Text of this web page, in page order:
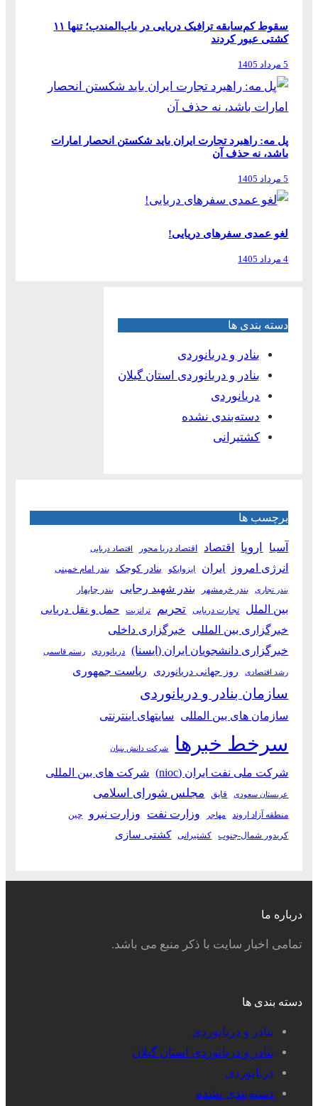
سقوط کم‌سابقه ترافیک دریایی در باب‌المندب؛ تنها ۱۱
کشتی عبور کردند
5 مرداد 1405
پل مه: راهبرد تجارت ایران باید شکستن انحصار امارات
باشد، نه حذف آن
5 مرداد 1405
لغو عمدی سفرهای دریایی!
4 مرداد 1405
دسته بندی ها
بنادر و دریانوردی
بنادر و دریانوردی استان گیلان
دریانوردی
دسته‌بندی نشده
کشتیرانی
برچسب ها
آسیا اروپا اقتصاد اقتصاد دریا محور اقتصاد دریایی
انرژی امروز ایران ایزوایکو بنادر کوچک بندر امام خمینی
بندر تجاری بندر خرمشهر بندر شهید رجایی بندر چابهار
بین الملل تجارت دریایی تحریم ترانزیت حمل و نقل دریایی
خبرگزاری بین المللی خبرگزاری داخلی
خبرگزاری دانشجویان ایران (ایسنا)
دریانوردی رستم قاسمی
رشد اقتصادی روز جهانی دریانوردی ریاست جمهوری
سازمان بنادر و دریانوردی
سازمان های بین المللی سایتهای اینترنتی
سرخط خبرها شرکت دانش بنیان
شرکت ملی نفت ایران (nioc) شرکت های بین المللی
عربستان سعودی قایق مجلس شورای اسلامی
منطقه آزاد اروند مهاجر وزارت نفت وزارت نیرو چین
کریدور شمال-جنوب کشتیرانی کشتی سازی
درباره ما
تمامی اخبار سایت با ذکر منبع می باشد.
دسته بندی ها
بنادر و دریانوردی
بنادر و دریانوردی استان گیلان
دریانوردی
دسته‌بندی نشده